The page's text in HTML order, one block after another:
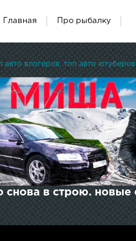
Главная Про рыбалку
авто влогеров, топ авто ютуберов
снова в строю. новые